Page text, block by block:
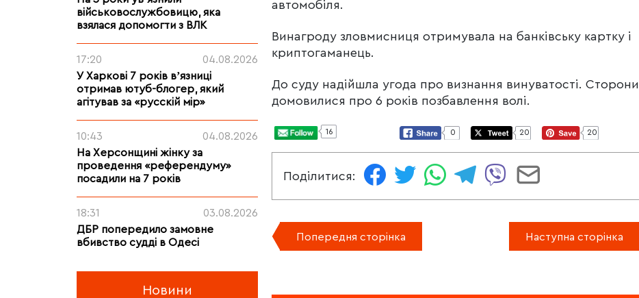
військовослужбовицю, яка
взялася допомогти з ВЛК
17:20
04.08.2026
У Харкові 7 років вʼязниці
отримав ютуб-блогер, який
агітував за «русскій мір»
10:43
04.08.2026
На Херсонщині жінку за
проведення «референдуму»
посадили на 7 років
18:31
03.08.2026
ДБР попередило замовне
вбивство судді в Одесі
Новини
автомобіля.
Винагроду зловмисниця отримувала на банківську картку і
криптогаманець.
До суду надійшла угода про визнання винуватості. Сторони
домовилися про 6 років позбавлення волі.
16 0 20 20
Поділитися:
Попередня сторінка Наступна сторінка